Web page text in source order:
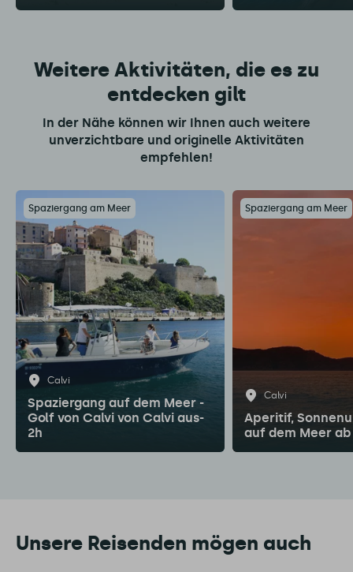
Weitere Aktivitäten, die es zu
entdecken gilt
In der Nähe können wir Ihnen auch weitere
unverzichtbare und originelle Aktivitäten
empfehlen!
Spaziergang am Meer
Calvi
Spaziergang auf dem Meer -
Golf von Calvi von Calvi aus-
2h
Spaziergang am Meer
Calvi
Aperitif,
auf dem Meer
Unsere Reisenden mögen auch